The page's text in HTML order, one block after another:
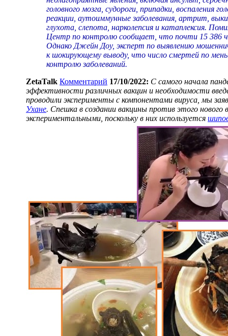
головного мозга, судороги, припадки, воспаления
реакции, аутоиммунные заболевания, артрит,
глухота, слепота, нарколепсия и катаплексия.
Центр по контролю сообщает, что почти 15 386
Однако Джейн Доу, эксперт по выявлению
к шокирующему выводу, что число смертей по
контролю заболеваний.
ZetaTalk Комментарий 17/10/2022: С самого начала
эффективности различных вакцин и необходимости
проводили эксперименты с компонентами вируса, мы
Ухане. Спешка в создании вакцины против этого
экспериментальными, поскольку в них используется